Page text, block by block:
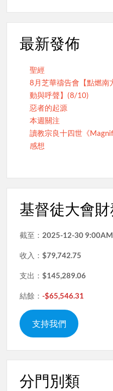
最新發佈
聖經
8月芝華禱告會【點燃南
動與呼聲】(8/10)
惡者的起源
本週關注
讀教宗良十四世《
感想
基督徒大會
截至： 2025-12-30 9:00AM
收入：$79,742.75
支出：$145,289.06
結餘：-$65,546.31
支持我們
分門別類